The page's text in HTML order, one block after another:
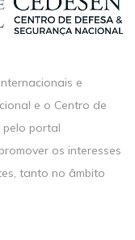
e
e o Centro de
pelo portal
os interesses
tanto no âmbito